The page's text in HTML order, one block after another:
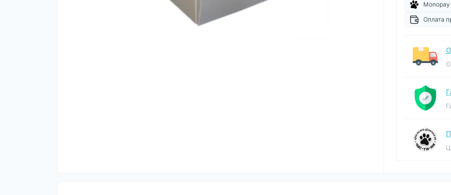
Monopay
Оплата